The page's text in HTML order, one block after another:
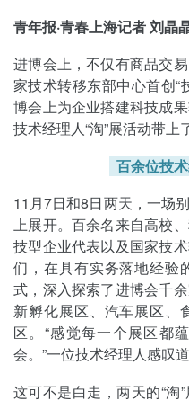
青年报·青春上海记者 刘晶
进博会上，不仅有商品交
家技术转移东部中心首创“
博会上为企业搭建科技成
技术经理人“淘”展活动带上
百余位技
11月7日和8日两天，一场
上展开。百余名来自高校
技型企业代表以及国家技
们，在具有实务落地经验
式，深入探索了进博会千
新孵化展区、汽车展区、
区。“感觉每一个展区都
会。”一位技术经理人感叹道
这可不是白走，两天的“淘